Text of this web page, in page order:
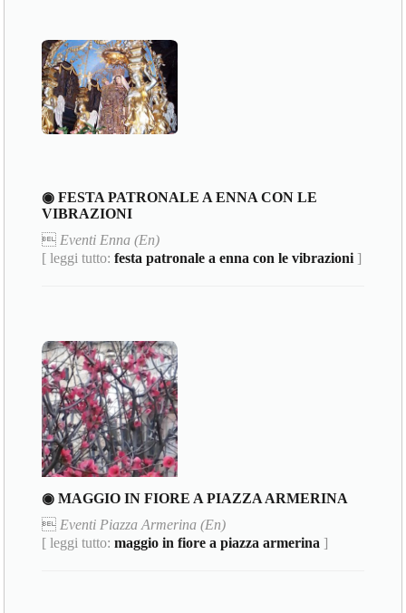
◉ FESTA PATRONALE A ENNA CON LE
VIBRAZIONI
 Eventi Enna (En)
[ leggi tutto:festa patronale a enna con le vibrazioni ]
◉ MAGGIO IN FIORE A PIAZZA ARMERINA
 Eventi Piazza Armerina (En)
[ leggi tutto:maggio in fiore a piazza armerina ]